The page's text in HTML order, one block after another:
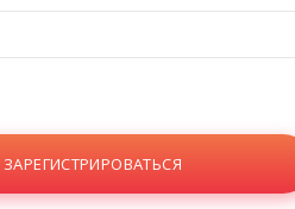
ЗАРЕГИСТРИРОВАТЬСЯ